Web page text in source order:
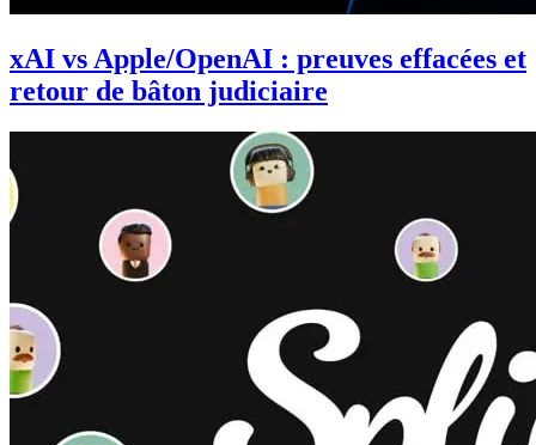
xAI vs Apple/OpenAI : preuves effacées et
retour de bâton judiciaire